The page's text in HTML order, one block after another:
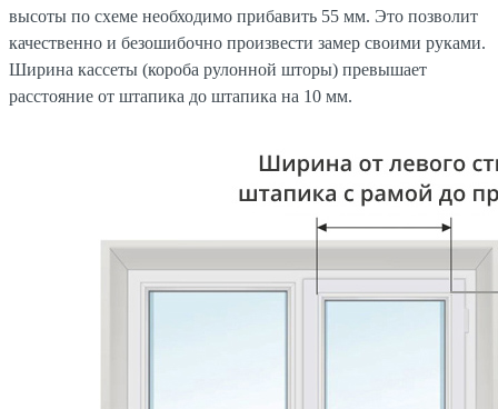
высоты по схеме необходимо прибавить 55 мм. Это позволит
качественно и безошибочно произвести замер своими руками.
Ширина кассеты (короба рулонной шторы) превышает
расстояние от штапика до штапика на 10 мм.